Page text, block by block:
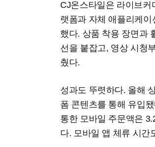
CJ온스타일은 라이브
랫폼과 자체 애플리케
했다. 상품 착용 장면과
선을 붙잡고, 영상 시청
췄다.
성과도 뚜렷하다. 올해
폼 콘텐츠를 통해 유입
통한 모바일 주문액은
다. 모바일 앱 체류 시간